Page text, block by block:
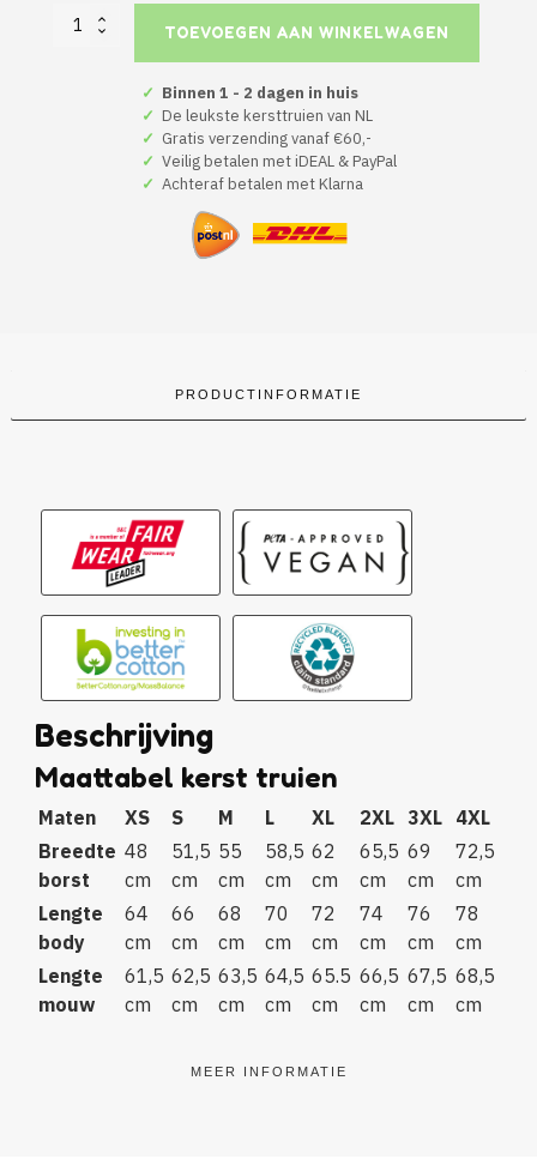
Dames
TOEVOEGEN AAN WINKELWAGEN
✓ Binnen 1 - 2 dagen in huis
✓ De leukste kersttruien van NL
✓ Gratis verzending vanaf €60,-
✓ Veilig betalen met iDEAL & PayPal
✓ Achteraf betalen met Klarna
PRODUCTINFORMATIE
Beschrijving
Maattabel kerst truien
Maten XS S M L XL 2XL 3XL
4XL
Breedte
borst
48
cm
51,5
cm
55
cm
58,5
cm
62
cm
65,5
cm
69
cm
72,5
cm
Lengte
body
64
cm
66
cm
68
cm
70
cm
72
cm
74
cm
76
cm
78
cm
Lengte
mouw
61,5
cm
62,5
cm
63,5
cm
64,5
cm
65.5
cm
66,5
cm
67,5
cm
68,5
cm
MEER INFORMATIE